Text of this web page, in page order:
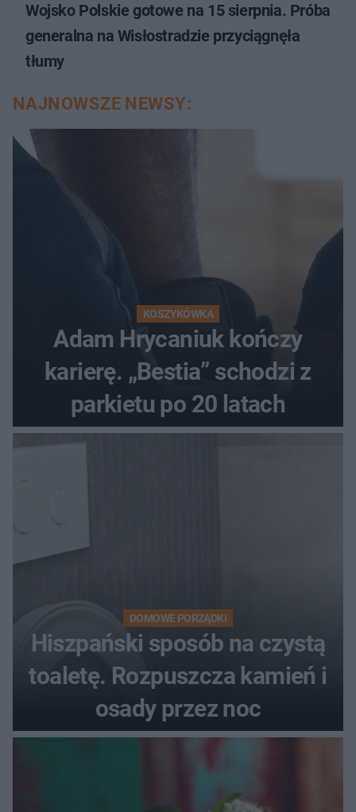
Wojsko Polskie gotowe na 15 sierpnia. Próba
generalna na Wisłostradzie przyciągnęła
tłumy
NAJNOWSZE NEWSY:
KOSZYKÓWKA
Adam Hrycaniuk kończy
karierę. „Bestia” schodzi z
parkietu po 20 latach
DOMOWE PORZĄDKI
Hiszpański sposób na czystą
toaletę. Rozpuszcza kamień i
osady przez noc